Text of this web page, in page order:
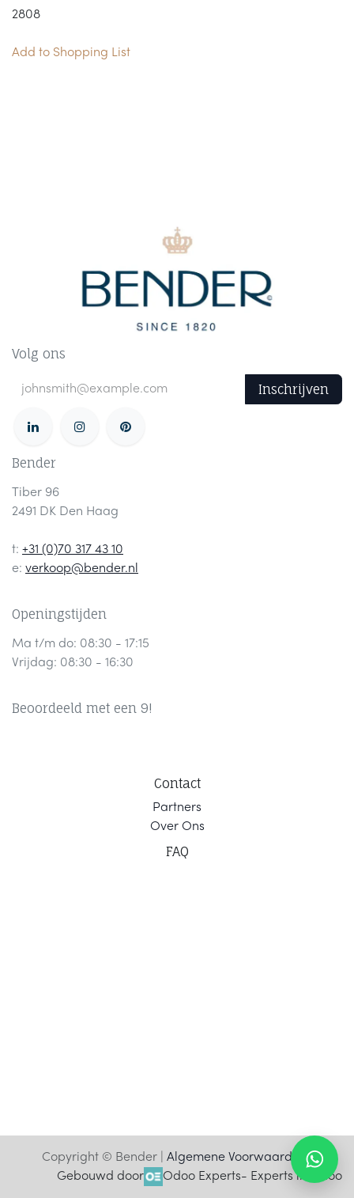
2808
Add to Shopping List
Volg ons
Inschrijven
Bender
Tiber 96
2491 DK Den Haag
t: +31 (0)70 317 43 10
e: verkoop@bender.nl
Openingstijden
Ma t/m do: 08:30 - 17:15
Vrijdag: 08:30 - 16:30
Beoordeeld met een 9!
Contact
Partners
Over Ons
FAQ
Copyright © Bender | Algemene Voorwaarden
Gebouwd door
Odoo Experts- Experts in Odoo